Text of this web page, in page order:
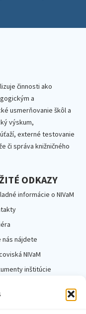
činnosti ako
a
usmerňovanie škôl a
výskum,
externé testovanie
či správa knižničného
ODKAZY
informácie o NIVaM
nás nájdete
NIVaM
inštitúcie